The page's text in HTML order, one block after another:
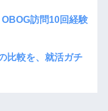
訪問10回経験
比較を、就活ガチ